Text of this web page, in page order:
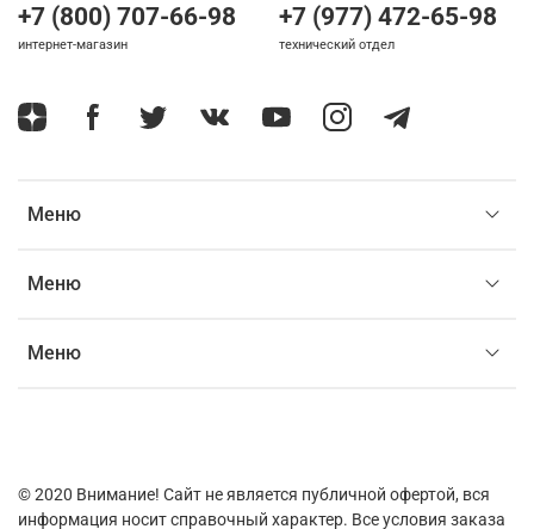
Меню
Меню
Меню
+7 (800) 707-66-98
интернет-магазин
+7 (977) 472-65-98
технический отдел
© 2020 Внимание! Сайт не является публичной офертой, вся
информация носит справочный характер. Все условия заказа